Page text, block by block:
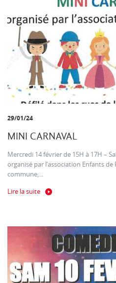
29/01/24
MINI CARNAVAL
Mercredi 14 février de 15H à 17H –
organisé par l’association Enfants
commune,...
Lire la suite